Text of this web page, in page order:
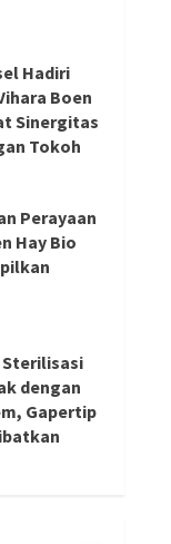
Hadiri
Boen
Sinergitas
Tokoh
Perayaan
Hay Bio
Sterilisasi
dengan
Gapertip